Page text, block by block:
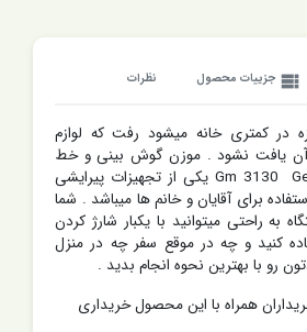
view_list جزییات محصول نظرات
در کمتری خانه میشود رفت که لوازم
یافت نشود . موزن گوش بینی و خط
زن جیمی مدل Gm 3130 Geemy یکی از تجهیزات پیرایشی
برای آقایان و خانم ها میباشد . شما
به راحتی میتوانید با یکبار شارژ کردن
کنید و چه در موقع سفر چه در منزل
با بهترین نحوه انجام بدید .
همراه با این محصول خریداری